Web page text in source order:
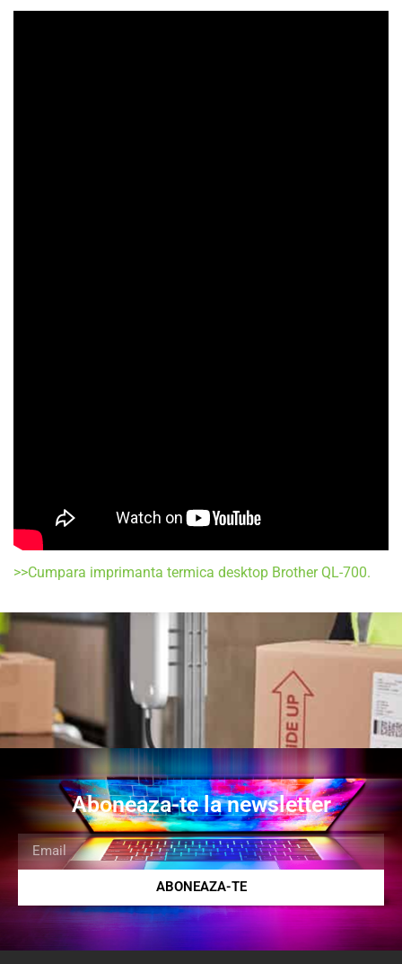
>>Cumpara imprimanta termica desktop Brother QL-700.
Aboneaza-te la newsletter
ABONEAZA-TE